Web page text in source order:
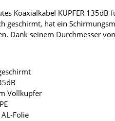
Koaxialkabel KUPFER
geschirmt, hat ein
Dank seinem Durchmesser
Vollkupfer
Folie